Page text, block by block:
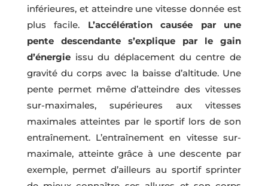
inférieures, et atteindre une vitesse donnée est
plus facile. L’accélération causée par une
pente descendante s’explique par le gain
d’énergieissu du déplacement du centre de
gravité du corps avec la baisse d’altitude. Une
pente permet même d’atteindre des vitesses
sur-maximales, supérieures aux vitesses
maximales atteintes par le sportif lors de son
entraînement. L’entraînement en vitesse sur-
maximale, atteinte grâce à une descente par
exemple, permet d’ailleurs au sportif sprinter